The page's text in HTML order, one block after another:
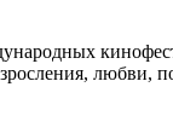
любви,